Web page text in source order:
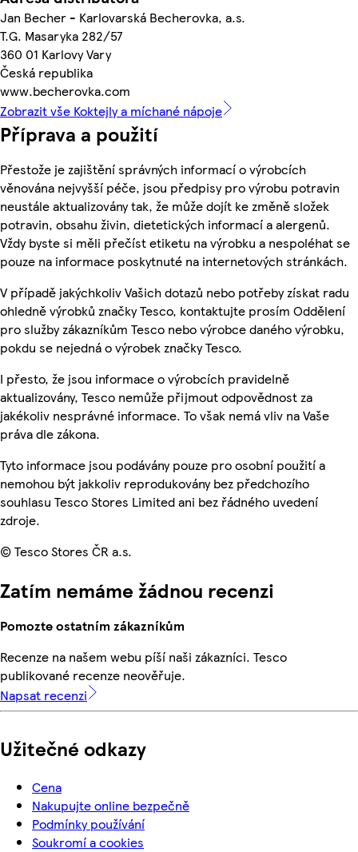
Jan Becher - Karlovarská Becherovka, a.s.
T.G. Masaryka 282/57
360 01 Karlovy Vary
Česká republika
www.becherovka.com
Zobrazit vše Koktejly a míchané nápoje
Příprava a použití
Přestože je zajištění správných informací o výrobcích
věnována nejvyšší péče, jsou předpisy pro výrobu potravin
neustále aktualizovány tak, že může dojít ke změně složek
potravin, obsahu živin, dietetických informací a alergenů.
Vždy byste si měli přečíst etiketu na výrobku a nespoléhat se
pouze na informace poskytnuté na internetových stránkách.
V případě jakýchkoliv Vašich dotazů nebo potřeby získat radu
ohledně výrobků značky Tesco, kontaktujte prosím Oddělení
pro služby zákazníkům Tesco nebo výrobce daného výrobku,
pokdu se nejedná o výrobek značky Tesco.
I přesto, že jsou informace o výrobcích pravidelně
aktualizovány, Tesco nemůže přijmout odpovědnost za
jakékoliv nesprávné informace. To však nemá vliv na Vaše
práva dle zákona.
Tyto informace jsou podávány pouze pro osobní použití a
nemohou být jakkoliv reprodukovány bez předchozího
souhlasu Tesco Stores Limited ani bez řádného uvedení
zdroje.
© Tesco Stores ČR a.s.
Zatím nemáme žádnou recenzi
Pomozte ostatním zákazníkům
Recenze na našem webu píší naši zákazníci. Tesco
publikované recenze neověřuje.
Napsat recenzi
Užitečné odkazy
Cena
Nakupujte online bezpečně
Podmínky používání
Soukromí a cookies